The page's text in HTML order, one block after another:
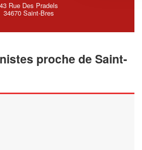
43 Rue Des Pradels
34670 Saint-Bres
proche de Saint-